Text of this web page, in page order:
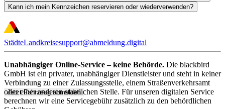
Kann ich mein Kennzeichen reservieren oder wiederverwenden?
Jetzt Fahrzeug abmelden
StädteLandkreisesupport@abmeldung.digital
Unabhängiger Online-Service – keine Behörde. Die blackbird
GmbH ist ein privater, unabhängiger Dienstleister und steht in keiner
Verbindung zu einer Zulassungsstelle, einem Straßenverkehrsamt
oder einer anderen staatlichen Stelle. Für unseren digitalen Service
berechnen wir eine Servicegebühr zusätzlich zu den behördlichen